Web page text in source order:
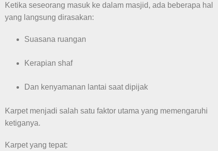
Ketika seseorang masuk ke dalam masjid, ada beberapa hal
yang langsung dirasakan:
Suasana ruangan
Kerapian shaf
Dan kenyamanan lantai saat dipijak
Karpet menjadi salah satu faktor utama yang memengaruhi
ketiganya.
Karpet yang tepat: